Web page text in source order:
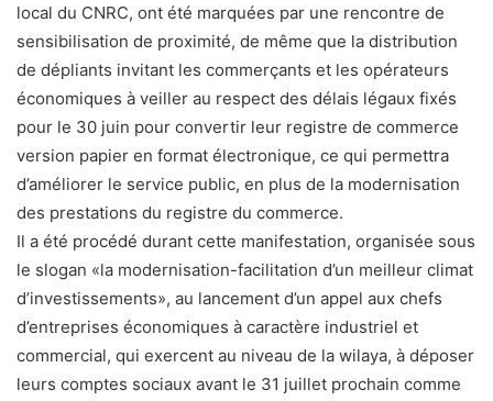
local du CNRC, ont été marquées par une rencontre de
sensibilisation de proximité, de même que la distribution
de dépliants invitant les commerçants et les opérateurs
économiques à veiller au respect des délais légaux fixés
pour le 30 juin pour convertir leur registre de commerce
version papier en format électronique, ce qui permettra
d’améliorer le service public, en plus de la modernisation
des prestations du registre du commerce.
Il a été procédé durant cette manifestation, organisée sous
le slogan «la modernisation-facilitation d’un meilleur climat
d’investissements», au lancement d’un appel aux chefs
d’entreprises économiques à caractère industriel et
commercial, qui exercent au niveau de la wilaya, à déposer
leurs comptes sociaux avant le 31 juillet prochain comme